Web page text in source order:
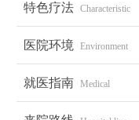
特色疗法 Characteristic
医院环境 Environment
就医指南 Medical